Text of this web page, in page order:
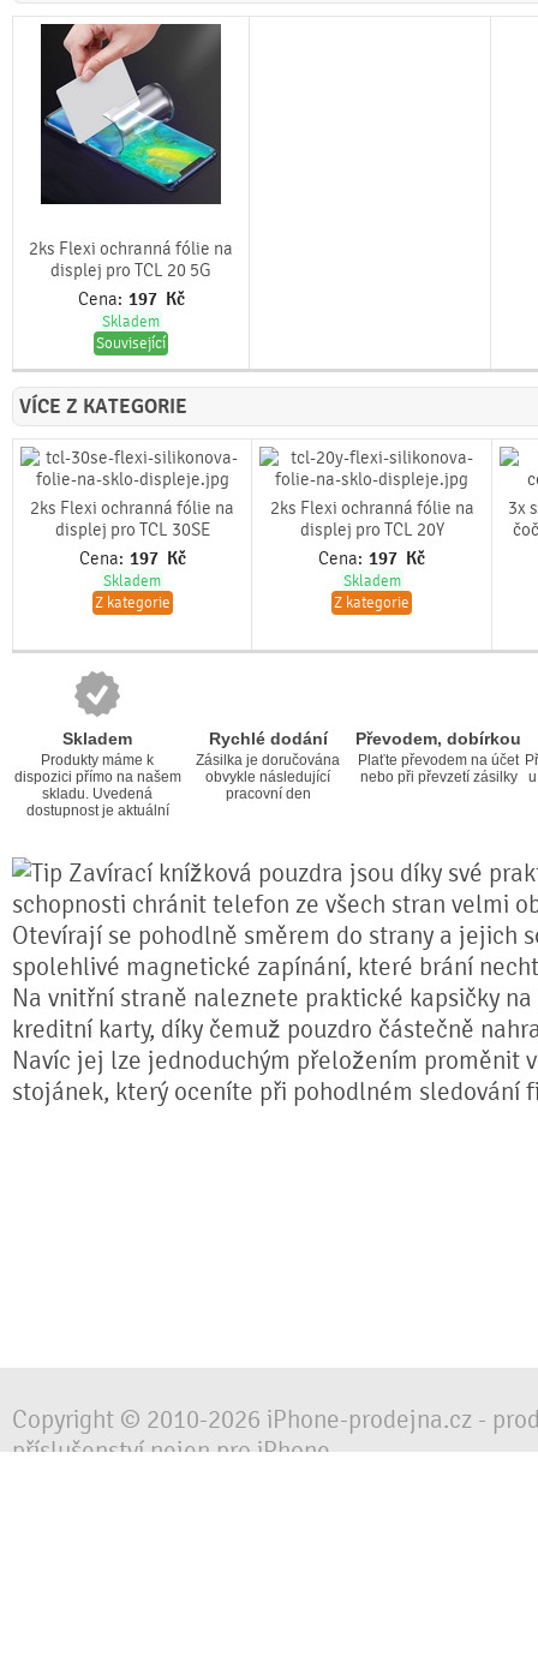
2ks Flexi ochranná fólie na
displej pro TCL 20 5G
Cena: 197 Kč
Skladem
Související
VÍCE Z KATEGORIE
2ks Flexi ochranná fólie na
displej pro TCL 30SE
Cena: 197 Kč
Skladem
Z kategorie
2ks Flexi ochranná fólie na
displej pro TCL 20Y
Cena: 197 Kč
Skladem
Z kategorie
3x
Skladem
Produkty máme k
dispozici přímo na našem
skladu. Uvedená
dostupnost je aktuální
Rychlé dodání
Zásilka je doručována
obvykle následující
pracovní den
Převodem, dobírkou
Plaťte převodem na účet
nebo při převzetí zásilky
Zavírací knížková pouzdra jsou díky své
schopnosti chránit telefon ze všech stran velmi
Otevírají se pohodlně směrem do strany a jejich
spolehlivé magnetické zapínání, které brání
Na vnitřní straně naleznete praktické kapsičky na
kreditní karty, díky čemuž pouzdro částečně
Navíc jej lze jednoduchým přeložením proměnit
stojánek, který oceníte při pohodlném sledování
Copyright © 2010-2026 iPhone-prodejna.cz -
příslušenství nejen pro iPhone